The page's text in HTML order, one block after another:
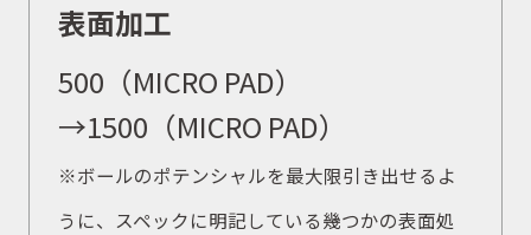
表面加工
500（MICRO PAD）
→1500（MICRO PAD）
※ボールのポテンシャルを最大限引き出せるよ
うに、スペックに明記している幾つかの表面処